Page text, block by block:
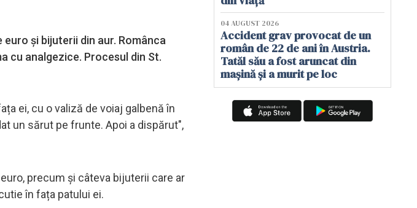
și bijuterii din aur. Românca
cu analgezice. Procesul din St.
ei, cu o valiză de voiaj galbenă în
un sărut pe frunte. Apoi a dispărut",
precum și câteva bijuterii care ar
în fața patului ei.
04 AUGUST 2026
Accident grav provocat de un
român de 22 de ani în Austria.
Tatăl său a fost aruncat din
mașină și a murit pe loc